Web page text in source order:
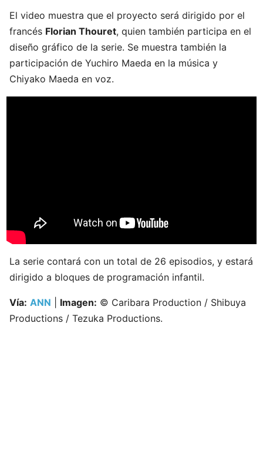
El video muestra que el proyecto será dirigido por el
francés Florian Thouret, quien también participa en el
diseño gráfico de la serie. Se muestra también la
participación de Yuchiro Maeda en la música y
Chiyako Maeda en voz.
La serie contará con un total de 26 episodios, y estará
dirigido a bloques de programación infantil.
Vía: ANN Imagen: © Caribara Production / Shibuya
Productions / Tezuka Productions.